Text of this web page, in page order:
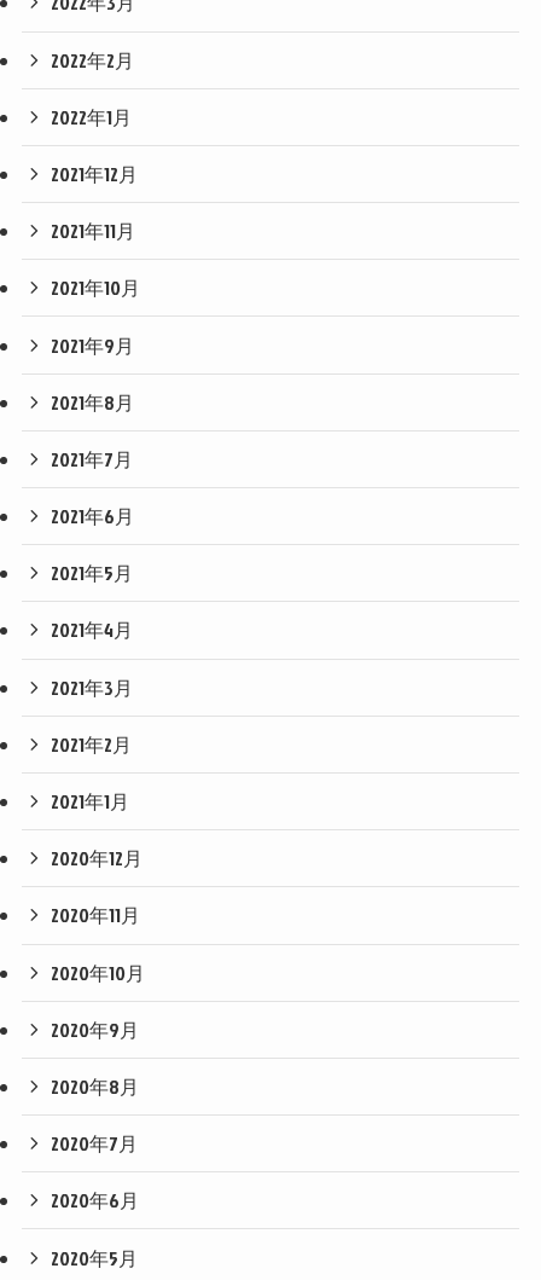
2022年2月
2022年1月
2021年12月
2021年11月
2021年10月
2021年9月
2021年8月
2021年7月
2021年6月
2021年5月
2021年4月
2021年3月
2021年2月
2021年1月
2020年12月
2020年11月
2020年10月
2020年9月
2020年8月
2020年7月
2020年6月
2020年5月